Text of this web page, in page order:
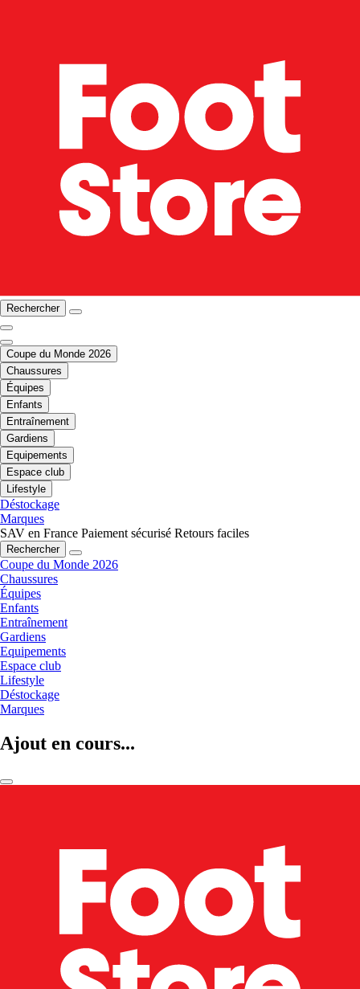
Rechercher
Coupe du Monde 2026
Chaussures
Équipes
Enfants
Entraînement
Gardiens
Equipements
Espace club
Lifestyle
Déstockage
Marques
SAV en France Paiement sécurisé Retours faciles
Rechercher
Coupe du Monde 2026
Chaussures
Équipes
Enfants
Entraînement
Gardiens
Equipements
Espace club
Lifestyle
Déstockage
Marques
Ajout en cours...